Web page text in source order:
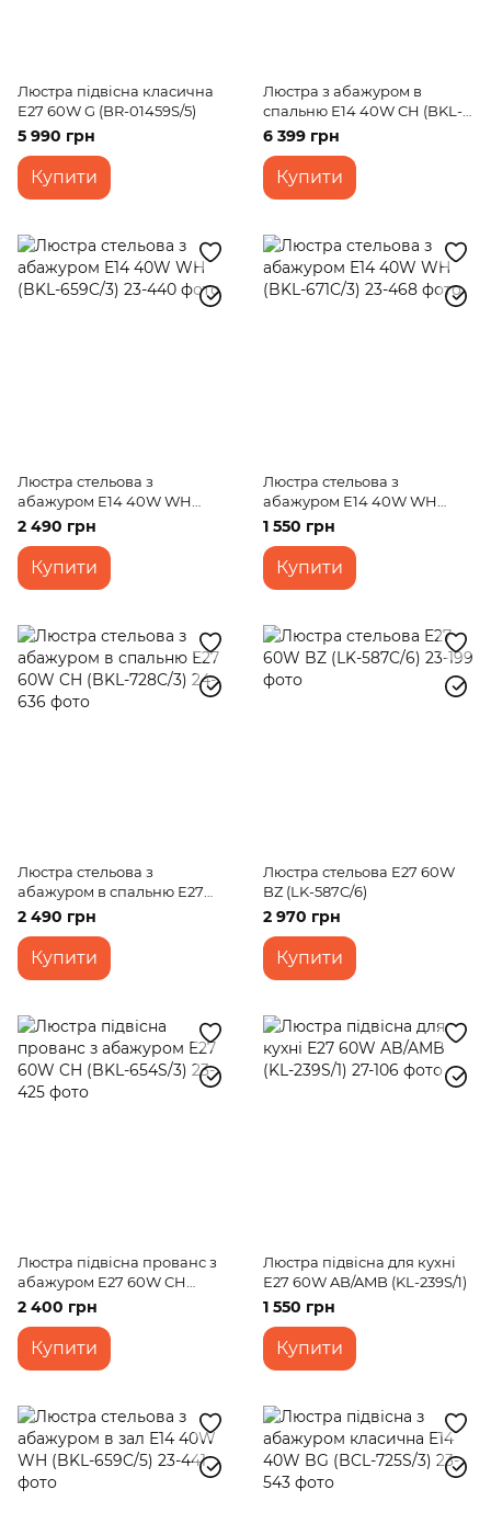
Люстра підвісна класична
E27 60W G (BR-01459S/5)
5 990 грн
Купити
Люстра з абажуром в
спальню Е14 40W CH (BKL-
724C/8)
6 399 грн
Купити
Люстра стельова з
абажуром E14 40W WH
(BKL-659C/3)
2 490 грн
Купити
Люстра стельова з
абажуром E14 40W WH
(BKL-671C/3)
1 550 грн
Купити
Люстра стельова з
абажуром в спальню Е27
60W CH (BKL-728C/3)
2 490 грн
Купити
Люстра стельова E27 60W
BZ (LK-587C/6)
2 970 грн
Купити
Люстра підвісна прованс з
абажуром E27 60W CH
(BKL-654S/3)
2 400 грн
Купити
Люстра підвісна для кухні
Е27 60W AB/AMB (KL-239S/1)
1 550 грн
Купити